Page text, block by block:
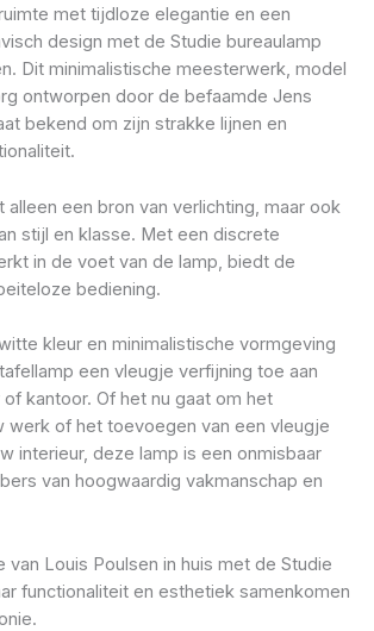
met tijdloze elegantie en een
design met de Studie bureaulamp
Dit minimalistische meesterwerk, model
ontworpen door de befaamde Jens
bekend om zijn strakke lijnen en
alleen een bron van verlichting, maar ook
stijl en klasse. Met een discrete
in de voet van de lamp, biedt de
bediening.
kleur en minimalistische vormgeving
een vleugje verfijning toe aan
kantoor. Of het nu gaat om het
werk of het toevoegen van een vleugje
interieur, deze lamp is een onmisbaar
van hoogwaardig vakmanschap en
van Louis Poulsen in huis met de Studie
functionaliteit en esthetiek samenkomen